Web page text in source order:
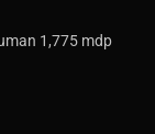
1,775 mdp